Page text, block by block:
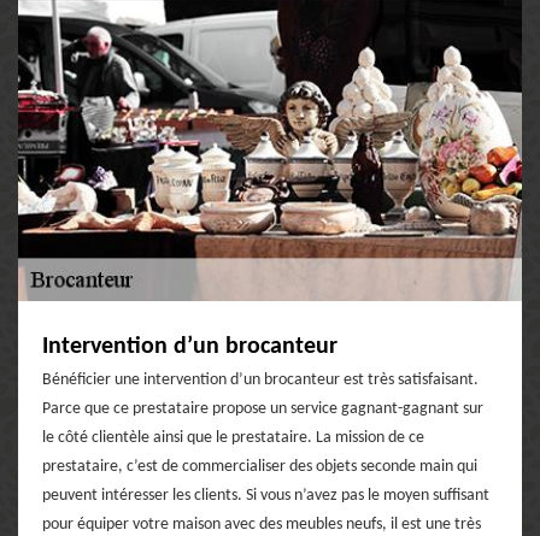
Intervention d’un brocanteur
Bénéficier une intervention d’un brocanteur est très satisfaisant.
Parce que ce prestataire propose un service gagnant-gagnant sur
le côté clientèle ainsi que le prestataire. La mission de ce
prestataire, c’est de commercialiser des objets seconde main qui
peuvent intéresser les clients. Si vous n’avez pas le moyen suffisant
pour équiper votre maison avec des meubles neufs, il est une très